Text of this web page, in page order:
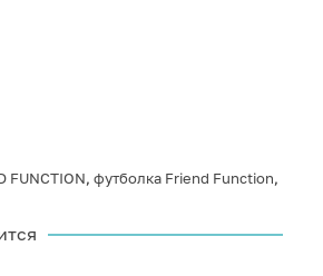
FUNCTION, футболка Friend Function,